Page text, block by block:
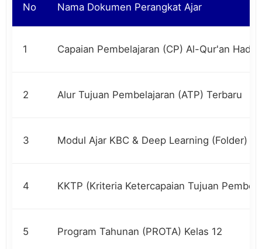
No Nama Dokumen Perangkat Ajar
1 Capaian Pembelajaran (CP) Al-Qur'an Hadis
2 Alur Tujuan Pembelajaran (ATP) Terbaru
3 Modul Ajar KBC & Deep Learning (Folder)
4 KKTP (Kriteria Ketercapaian Tujuan
5 Program Tahunan (PROTA) Kelas 12